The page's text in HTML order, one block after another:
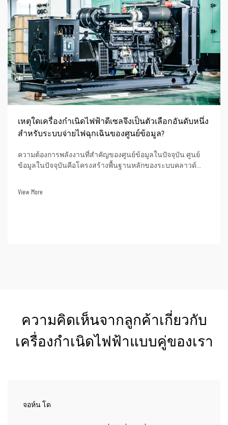
เหตุใดเครื่องกำเนิดไฟฟ้าดีเซลจึงเป็นตัวเลือกอันดับหนึ่ง
สำหรับระบบจ่ายไฟฉุกเฉินของศูนย์ข้อมูล?
ความต้องการพลังงานที่สำคัญของศูนย์ข้อมูลในปัจจุบัน ศูนย์
ข้อมูลในปัจจุบันคือโครงสร้างพื้นฐานหลักของระบบคลาวด์
View More
ความคิดเห็นจากลูกค้าเกี่ยวกับ
เครื่องกำเนิดไฟฟ้าแบบคู่ของเรา
จอห์น โด